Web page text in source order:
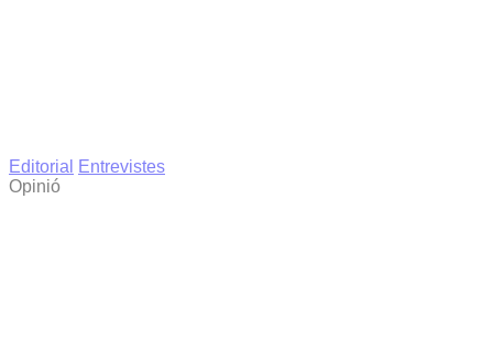
Editorial
Entrevistes
Opinió